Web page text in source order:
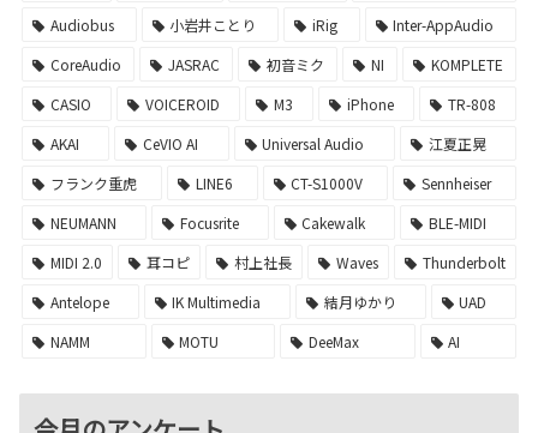
Audiobus
小岩井ことり iRig
Inter-AppAudio
CoreAudio
JASRAC 初音ミク NI
KOMPLETE
CASIO
VOICEROID M3 iPhone
TR-808
AKAI
CeVIO AI Universal Audio
江夏正晃
フランク重虎
LINE6 CT-S1000V
Sennheiser
NEUMANN
Focusrite Cakewalk
BLE-MIDI
MIDI 2.0
耳コピ 村上社長 Waves
Thunderbolt
Antelope
IK Multimedia 結月ゆかり
UAD
NAMM
MOTU DeeMax AI